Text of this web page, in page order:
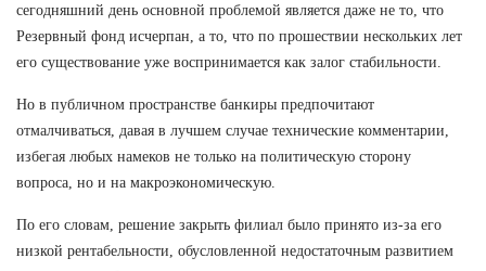
сегодняшний день основной проблемой является даже не то, что
Резервный фонд исчерпан, а то, что по прошествии нескольких лет
его существование уже воспринимается как залог стабильности.
Но в публичном пространстве банкиры предпочитают
отмалчиваться, давая в лучшем случае технические комментарии,
избегая любых намеков не только на политическую сторону
вопроса, но и на макроэкономическую.
По его словам, решение закрыть филиал было принято из-за его
низкой рентабельности, обусловленной недостаточным развитием